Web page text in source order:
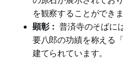
を観察することができま
顕彰： 普済寺のそばに
要八郎の功績を称える
建てられています。